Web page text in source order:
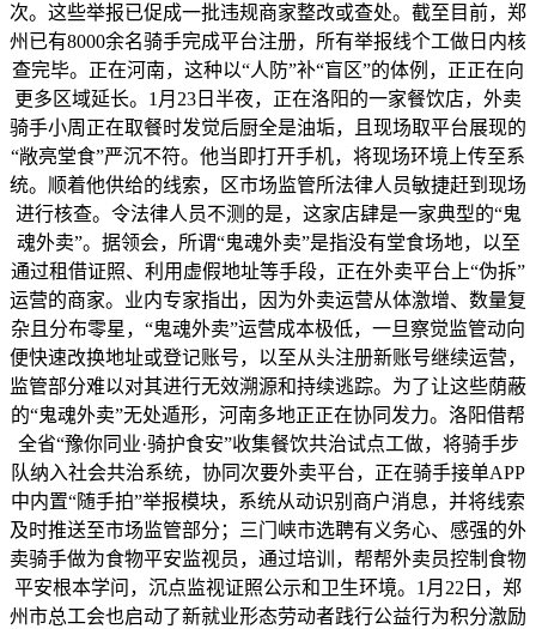
次。这些举报已促成一批违规商家整改或查处。截至目前，郑
州已有8000余名骑手完成平台注册，所有举报线个工做日内核
查完毕。正在河南，这种以“人防”补“盲区”的体例，正正在向
更多区域延长。1月23日半夜，正在洛阳的一家餐饮店，外卖
骑手小周正在取餐时发觉后厨全是油垢，且现场取平台展现的
“敞亮堂食”严沉不符。他当即打开手机，将现场环境上传至系
统。顺着他供给的线索，区市场监管所法律人员敏捷赶到现场
进行核查。令法律人员不测的是，这家店肆是一家典型的“鬼
魂外卖”。据领会，所谓“鬼魂外卖”是指没有堂食场地，以至
通过租借证照、利用虚假地址等手段，正在外卖平台上“伪拆”
运营的商家。业内专家指出，因为外卖运营从体激增、数量复
杂且分布零星，“鬼魂外卖”运营成本极低，一旦察觉监管动向
便快速改换地址或登记账号，以至从头注册新账号继续运营，
监管部分难以对其进行无效溯源和持续逃踪。为了让这些荫蔽
的“鬼魂外卖”无处遁形，河南多地正正在协同发力。洛阳借帮
全省“豫你同业·骑护食安”收集餐饮共治试点工做，将骑手步
队纳入社会共治系统，协同次要外卖平台，正在骑手接单APP
中内置“随手拍”举报模块，系统从动识别商户消息，并将线索
及时推送至市场监管部分；三门峡市选聘有义务心、感强的外
卖骑手做为食物平安监视员，通过培训，帮帮外卖员控制食物
平安根本学问，沉点监视证照公示和卫生环境。1月22日，郑
州市总工会也启动了新就业形态劳动者践行公益行为积分激励